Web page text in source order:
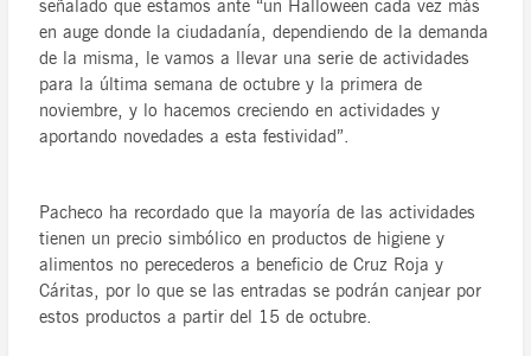
señalado que estamos ante “un Halloween cada vez más
en auge donde la ciudadanía, dependiendo de la demanda
de la misma, le vamos a llevar una serie de actividades
para la última semana de octubre y la primera de
noviembre, y lo hacemos creciendo en actividades y
aportando novedades a esta festividad”.
Pacheco ha recordado que la mayoría de las actividades
tienen un precio simbólico en productos de higiene y
alimentos no perecederos a beneficio de Cruz Roja y
Cáritas, por lo que se las entradas se podrán canjear por
estos productos a partir del 15 de octubre.